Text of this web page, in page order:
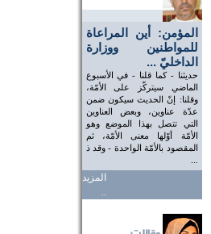
المؤمن: أين المراعاة
للمواطنين ووزارة
الداخليّ ...
حديثنا - كما قلنا - في الأسبوع
الماضي سيتركّز على الأمّة،
وقلنا: إنّ الحديث سيكون ضمن
عدّة عناوين، وبعض العناوين
التي تتصل بهذا الموضع وهو
الأمّة أوّلها معنى الأمّة، ثم
المقصود بالأمّة الواحدة - وقد ذ
المزيد
..